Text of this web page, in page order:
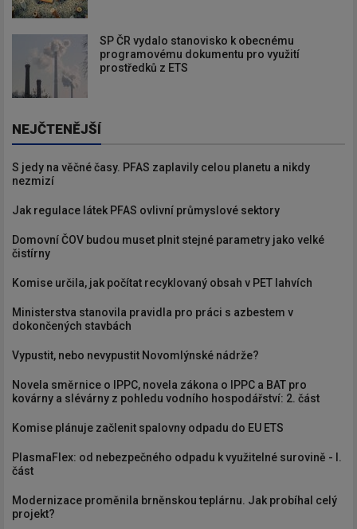
SP ČR vydalo stanovisko k obecnému
programovému dokumentu pro využití
prostředků z ETS
NEJČTENĚJŠÍ
S jedy na věčné časy. PFAS zaplavily celou planetu a nikdy
nezmizí
Jak regulace látek PFAS ovlivní průmyslové sektory
Domovní ČOV budou muset plnit stejné parametry jako velké
čistírny
Komise určila, jak počítat recyklovaný obsah v PET lahvích
Ministerstva stanovila pravidla pro práci s azbestem v
dokončených stavbách
Vypustit, nebo nevypustit Novomlýnské nádrže?
Novela směrnice o IPPC, novela zákona o IPPC a BAT pro
kovárny a slévárny z pohledu vodního hospodářství: 2. část
Komise plánuje začlenit spalovny odpadu do EU ETS
PlasmaFlex: od nebezpečného odpadu k využitelné surovině - I.
část
Modernizace proměnila brněnskou teplárnu. Jak probíhal celý
projekt?